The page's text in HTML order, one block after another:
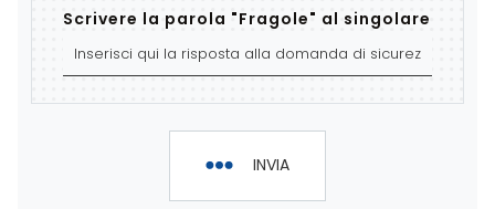
Scrivere la parola "Fragole" al singolare
INVIA